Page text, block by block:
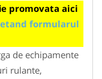
promovata aici
formularul
de echipamente
rulante,